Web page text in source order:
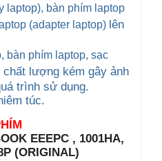
laptop), bàn phím laptop
(adapter laptop) lên
bàn phím laptop, sạc
chất lượng kém gây ảnh
trình sử dụng.
túc.
EEEPC , 1001HA,
(ORIGINAL)